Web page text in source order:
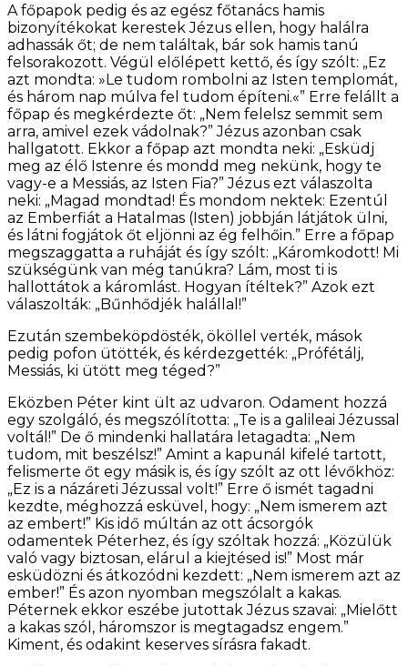
A főpapok pedig és az egész főtanács hamis
bizonyítékokat kerestek Jézus ellen, hogy halálra
adhassák őt; de nem találtak, bár sok hamis tanú
felsorakozott. Végül előlépett kettő, és így szólt: „Ez
azt mondta: »Le tudom rombolni az Isten templomát,
és három nap múlva fel tudom építeni.«” Erre felállt a
főpap és megkérdezte őt: „Nem felelsz semmit sem
arra, amivel ezek vádolnak?” Jézus azonban csak
hallgatott. Ekkor a főpap azt mondta neki: „Esküdj
meg az élő Istenre és mondd meg nekünk, hogy te
vagy-e a Messiás, az Isten Fia?” Jézus ezt válaszolta
neki: „Magad mondtad! És mondom nektek: Ezentúl
az Emberfiát a Hatalmas (Isten) jobbján látjátok ülni,
és látni fogjátok őt eljönni az ég felhőin.” Erre a főpap
megszaggatta a ruháját és így szólt: „Káromkodott! Mi
szükségünk van még tanúkra? Lám, most ti is
hallottátok a káromlást. Hogyan ítéltek?” Azok ezt
válaszolták: „Bűnhődjék halállal!”
Ezután szembeköpdösték, ököllel verték, mások
pedig pofon ütötték, és kérdezgették: „Prófétálj,
Messiás, ki ütött meg téged?”
Eközben Péter kint ült az udvaron. Odament hozzá
egy szolgáló, és megszólította: „Te is a galileai Jézussal
voltál!” De ő mindenki hallatára letagadta: „Nem
tudom, mit beszélsz!” Amint a kapunál kifelé tartott,
felismerte őt egy másik is, és így szólt az ott lévőkhöz:
„Ez is a názáreti Jézussal volt!” Erre ő ismét tagadni
kezdte, méghozzá esküvel, hogy: „Nem ismerem azt
az embert!” Kis idő múltán az ott ácsorgók
odamentek Péterhez, és így szóltak hozzá: „Közülük
való vagy biztosan, elárul a kiejtésed is!” Most már
esküdözni és átkozódni kezdett: „Nem ismerem azt az
ember!” És azon nyomban megszólalt a kakas.
Péternek ekkor eszébe jutottak Jézus szavai: „Mielőtt
a kakas szól, háromszor is megtagadsz engem.”
Kiment, és odakint keserves sírásra fakadt.